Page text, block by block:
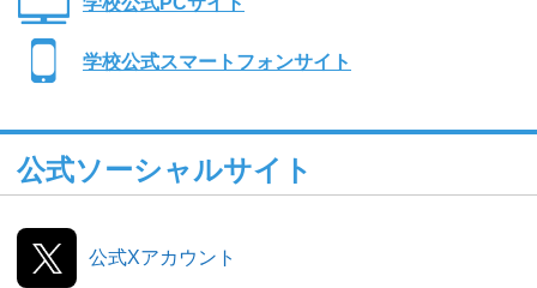
学校公式スマートフォンサイト
公式ソーシャルサイト
公式Xアカウント